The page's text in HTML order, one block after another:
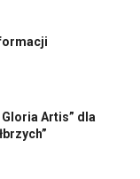
Gloria Artis” dla